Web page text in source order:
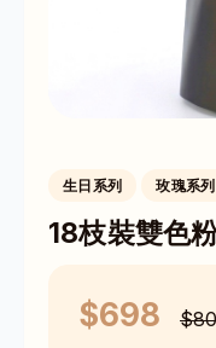
生日系列 玫瑰系列
18枝裝雙色
$698